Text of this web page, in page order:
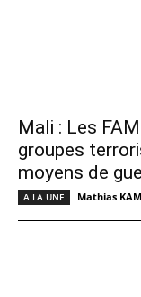
Mali : Les
groupes
moyens de
A LA UNE Mathias KAM